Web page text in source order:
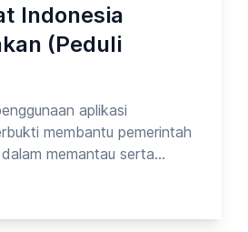
Indonesia
(Peduli
aplikasi
membantu pemerintah
memantau serta
akses fasilitas umum